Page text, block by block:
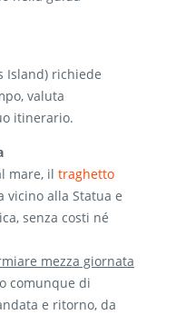
Island) richiede
valuta
itinerario.
mare, il traghetto
vicino alla Statua e
senza costi né
mezza giornata
comunque di
e ritorno, da